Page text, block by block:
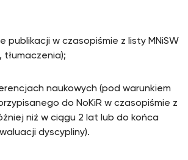
publikacji w czasopiśmie z listy MNiSW
tłumaczenia);
naukowych (pod warunkiem
do NoKiR w czasopiśmie z
niż w ciągu 2 lat lub do końca
dyscypliny).